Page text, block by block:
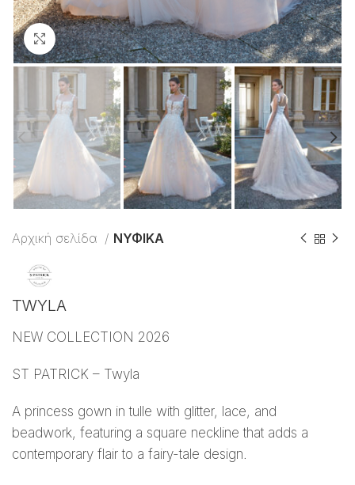
Click to enlarge
Αρχική σελίδα ΝΥΦΙΚΑ
TWYLA
NEW COLLECTION 2026
ST PATRICK – Twyla
A princess gown in tulle with glitter, lace, and
beadwork, featuring a square neckline that adds a
contemporary flair to a fairy-tale design.